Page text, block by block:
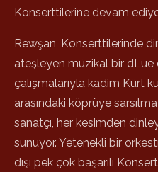
Konserttilerine devam
Rewşan, Konserttilerinde
ateşleyen müzikal bir dLue
çalışmalarıyla kadim Kürt
arasındaki köprüye
sanatçı, her kesimden
sunuyor. Yetenekli bir
dışı pek çok başarılı